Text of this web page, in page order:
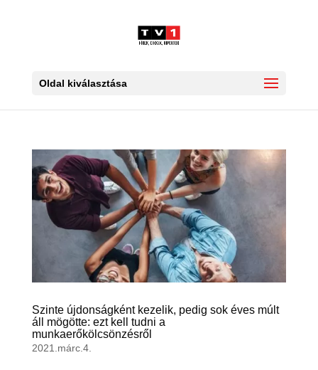
Oldal kiválasztása
Szinte újdonságként kezelik, pedig sok éves múlt
áll mögötte: ezt kell tudni a
munkaerőkölcsönzésről
2021.márc.4.